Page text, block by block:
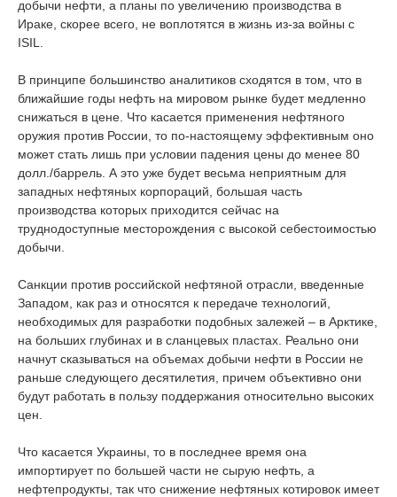
добычи нефти, а планы по увеличению производства в
Ираке, скорее всего, не воплотятся в жизнь из-за войны с
ISIL.
В принципе большинство аналитиков сходятся в том, что в
ближайшие годы нефть на мировом рынке будет медленно
снижаться в цене. Что касается применения нефтяного
оружия против России, то по-настоящему эффективным оно
может стать лишь при условии падения цены до менее 80
долл./баррель. А это уже будет весьма неприятным для
западных нефтяных корпораций, большая часть
производства которых приходится сейчас на
труднодоступные месторождения с высокой себестоимостью
добычи.
Санкции против российской нефтяной отрасли, введенные
Западом, как раз и относятся к передаче технологий,
необходимых для разработки подобных залежей ‒ в Арктике,
на больших глубинах и в сланцевых пластах. Реально они
начнут сказываться на объемах добычи нефти в России не
раньше следующего десятилетия, причем объективно они
будут работать в пользу поддержания относительно высоких
цен.
Что касается Украины, то в последнее время она
импортирует по большей части не сырую нефть, а
нефтепродукты, так что снижение нефтяных котировок имеет